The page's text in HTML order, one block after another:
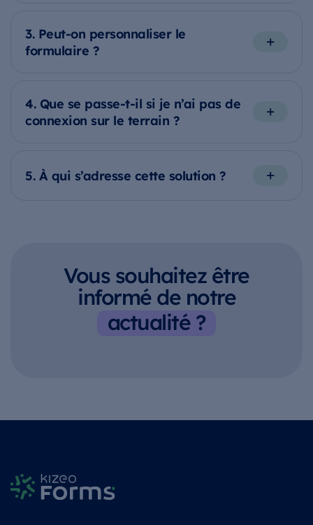
3. Peut-on personnaliser le
formulaire ?
4. Que se passe-t-il si je n’ai pas de
connexion sur le terrain ?
5. À qui s’adresse cette solution ?
Vous souhaitez être
informé de notre
actualité ?